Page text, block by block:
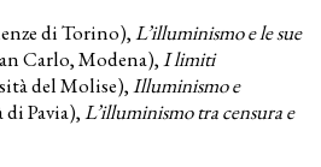
di Torino),L’illuminismo e le sue
Carlo, Modena),I limiti
del Molise),Illuminismo e
Pavia),L’illuminismo tra censura e